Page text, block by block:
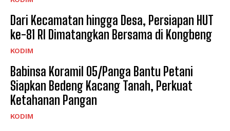
Dari Kecamatan hingga Desa, Persiapan HUT
ke-81 RI Dimatangkan Bersama di Kongbeng
KODIM
Babinsa Koramil 05/Panga Bantu Petani
Siapkan Bedeng Kacang Tanah, Perkuat
Ketahanan Pangan
KODIM